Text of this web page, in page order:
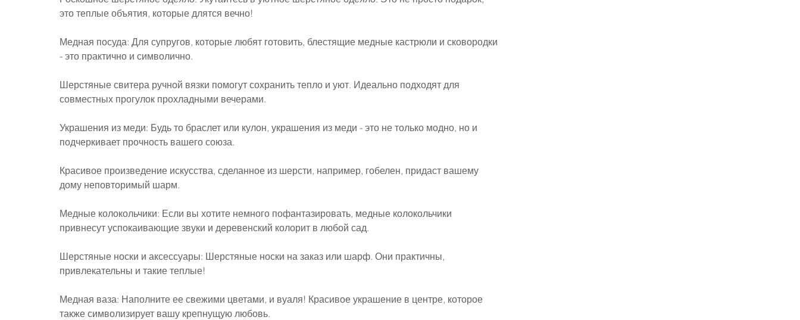
это теплые объятия, которые длятся вечно!
Медная посуда: Для супругов, которые любят готовить, блестящие медные кастрюли и сковородки
- это практично и символично.
Шерстяные свитера ручной вязки помогут сохранить тепло и уют. Идеально подходят для
совместных прогулок прохладными вечерами.
Украшения из меди: Будь то браслет или кулон, украшения из меди - это не только модно, но и
подчеркивает прочность вашего союза.
Красивое произведение искусства, сделанное из шерсти, например, гобелен, придаст вашему
дому неповторимый шарм.
Медные колокольчики: Если вы хотите немного пофантазировать, медные колокольчики
привнесут успокаивающие звуки и деревенский колорит в любой сад.
Шерстяные носки и аксессуары: Шерстяные носки на заказ или шарф. Они практичны,
привлекательны и такие теплые!
Медная ваза: Наполните ее свежими цветами, и вуаля! Красивое украшение в центре, которое
также символизирует вашу крепнущую любовь.